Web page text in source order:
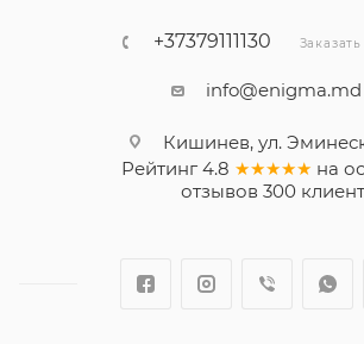
+37379111130
info@enigma.md
Кишинев, ул.
Рейтинг 4.8 ★★★★★ на
отзывов 300